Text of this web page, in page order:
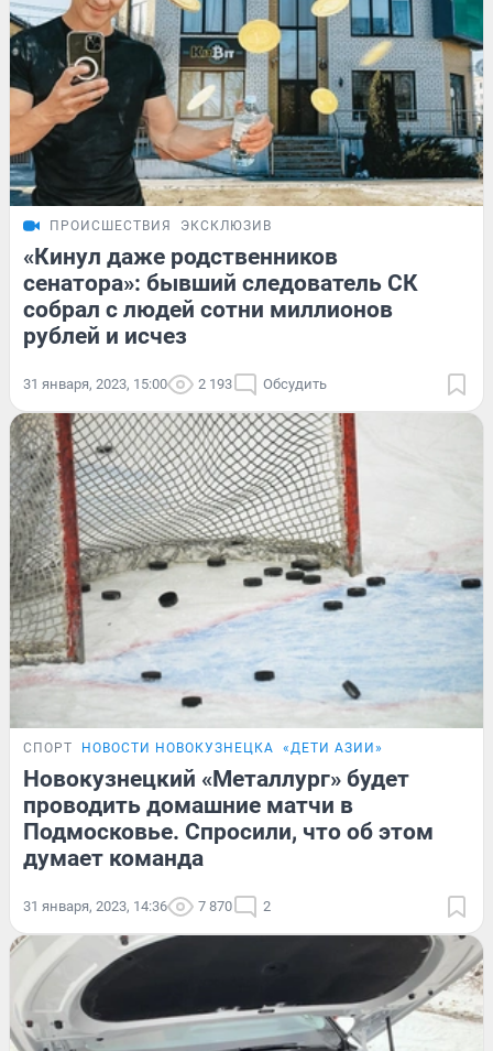
ПРОИСШЕСТВИЯ ЭКСКЛЮЗИВ
«Кинул даже родственников
сенатора»: бывший следователь СК
собрал с людей сотни миллионов
рублей и исчез
31 января, 2023, 15:00 2 193 Обсудить
СПОРТ НОВОСТИ НОВОКУЗНЕЦКА «ДЕТИ АЗИИ»
Новокузнецкий «Металлург» будет
проводить домашние матчи в
Подмосковье. Спросили, что об этом
думает команда
31 января, 2023, 14:36 7 870 2